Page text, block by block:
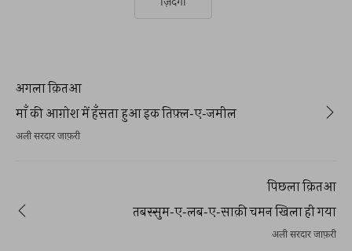
अगला क़ितआ
माँ की आग़ोश में हँसता हुआ इक तिफ़्ल-ए-जमील
अली सरदार जाफ़री
पिछला क़ितआ
तबस्सुम-ए-लब-ए-साक़ी चमन खिला ही गया
अली सरदार जाफ़री